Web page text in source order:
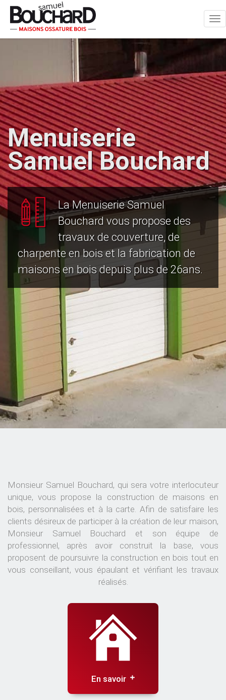
Menuiserie
Samuel Bouchard
La Menuiserie Samuel
Bouchard vous propose des
travaux de couverture, de
charpente en bois et la fabrication de
maisons en bois depuis plus de 26ans.
Monsieur Samuel Bouchard, qui sera votre interlocuteur
unique, vous propose la construction de maisons en
bois, personnalisées et à la carte. Afin de satisfaire les
clients désireux de participer à la création de leur maison,
Monsieur Samuel Bouchard et son équipe de
professionnel, après avoir construit la base, vous
proposent de poursuivre la construction en bois tout en
vous conseillant, vous épaulant et vérifiant les travaux
réalisés.
En savoir